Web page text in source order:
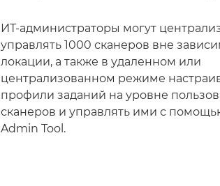
ИТ-администраторы могут
управлять 1000 сканеров вне
локации, а также в удаленном или
централизованном режиме
профили заданий на уровне
сканеров и управлять ими с
Admin Tool.